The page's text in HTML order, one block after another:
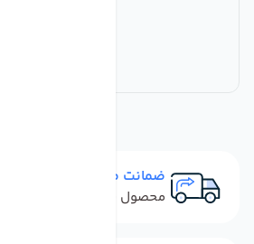
ضمانت مرجوعی
محصول نباید آسیب دیده باشد